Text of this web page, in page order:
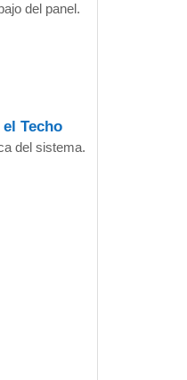
del panel.
Techo
del sistema.